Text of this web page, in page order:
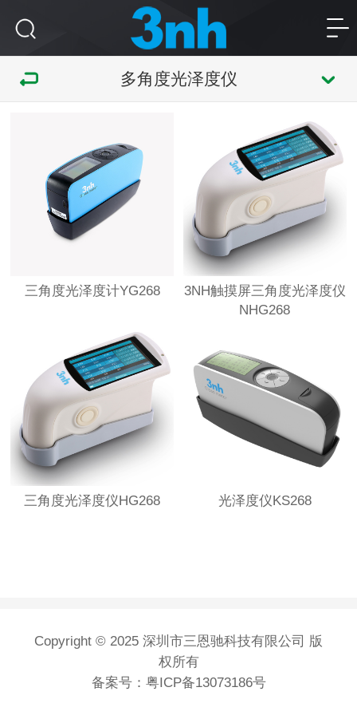
多角度光泽度仪
三角度光泽度计YG268
3NH触摸屏三角度光泽度仪
NHG268
三角度光泽度仪HG268 光泽度仪KS268
Copyright © 2025 深圳市三恩驰科技有限公司 版
权所有
备案号： 粤ICP备13073186号